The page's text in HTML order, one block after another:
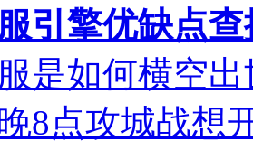
引擎优缺点
是如何横空
8点攻城战想